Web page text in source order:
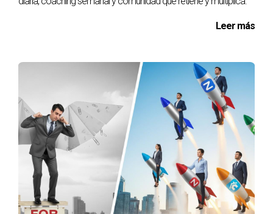
Inmobiliarios, demuestra que el crecimiento real es
prometen, sino de quienes logren inspirar y transformar a
las personas. Y ahí, el liderazgo de
Teo, el Alquimista
Inmobiliario
, marca un antes y un después.
Preguntas frecuentes
¿Qué diferencia a los Alquimistas Inmobiliarios
de una agencia tradicional?
Que aquí no solo se entrena en ventas, sino en liderazgo
personal, autoconocimiento y transformación interior, lo
Leer más